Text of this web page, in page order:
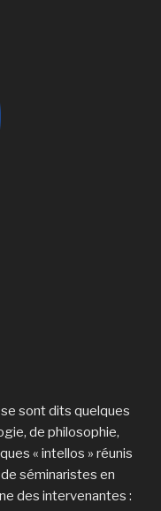
se sont dits quelques
de philosophie,
« intellos » réunis
séminaristes en
des intervenantes :